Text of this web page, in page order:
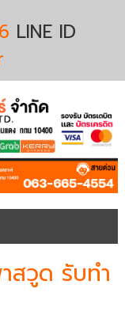
LINE ID
สวูด รับทำ